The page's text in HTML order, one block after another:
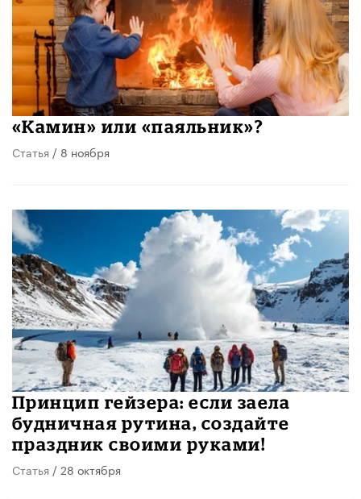
«Камин» или «паяльник»?
Статья / 8 ноября
Принцип гейзера: если заела
будничная рутина, создайте
праздник своими руками!
Статья / 28 октября